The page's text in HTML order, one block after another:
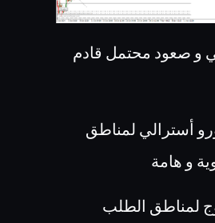
و صعود محتمل قادم
أسترالي لمناطق
و هامة
لمناطق الطلب